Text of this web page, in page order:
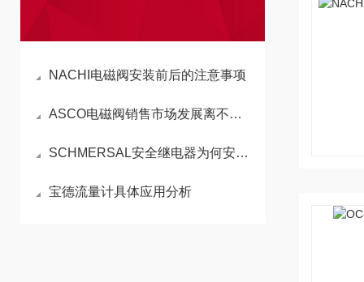
NACHI电磁阀安装前后的注意事项
ASCO电磁阀销售市场发展离不了新技术新技术新工艺
SCHMERSAL安全继电器为何安全及继电器的使用方法！
宝德流量计具体应用分析